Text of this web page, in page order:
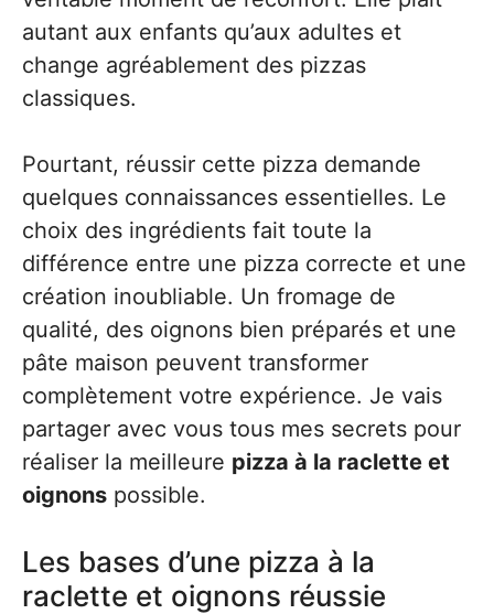
autant aux enfants qu’aux adultes et
change agréablement des pizzas
classiques.
Pourtant, réussir cette pizza demande
quelques connaissances essentielles. Le
choix des ingrédients fait toute la
différence entre une pizza correcte et une
création inoubliable. Un fromage de
qualité, des oignons bien préparés et une
pâte maison peuvent transformer
complètement votre expérience. Je vais
partager avec vous tous mes secrets pour
réaliser la meilleure pizza à la raclette et
oignons possible.
Les bases d’une pizza à la
raclette et oignons réussie